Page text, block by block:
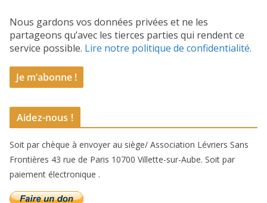
Nous gardons vos données privées et ne les
partageons qu’avec les tierces parties qui rendent ce
service possible. Lire notre politique de confidentialité.
Aidez-nous !
Soit par chèque à envoyer au siège/ Association Lévriers Sans
Frontières 43 rue de Paris 10700 Villette-sur-Aube. Soit par
paiement électronique .